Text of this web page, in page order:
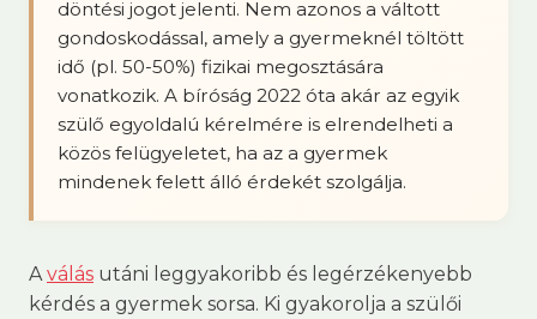
döntési jogot jelenti. Nem azonos a váltott
gondoskodással, amely a gyermeknél töltött
idő (pl. 50-50%) fizikai megosztására
vonatkozik. A bíróság 2022 óta akár az egyik
szülő egyoldalú kérelmére is elrendelheti a
közös felügyeletet, ha az a gyermek
mindenek felett álló érdekét szolgálja.
A válás utáni leggyakoribb és legérzékenyebb
kérdés a gyermek sorsa. Ki gyakorolja a szülői